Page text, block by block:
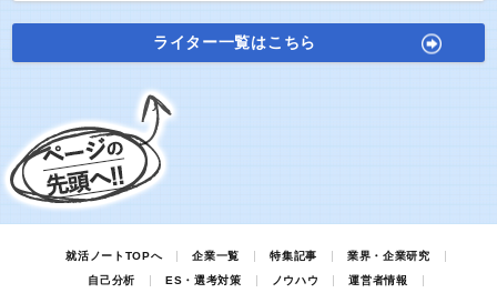
ライター一覧はこちら
就活ノートTOPへ 企業一覧 特集記事
業界・企業研究
自己分析
ES・選考対策 ノウハウ
運営者情報